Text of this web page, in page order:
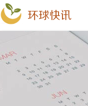
环球快讯